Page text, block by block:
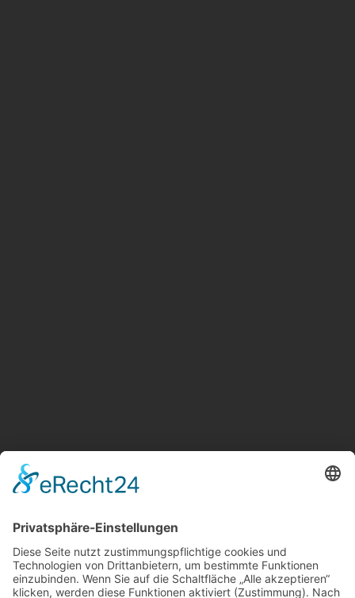
Schlagworte